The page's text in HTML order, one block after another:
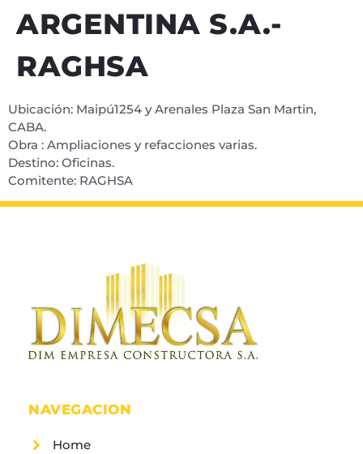
ARGENTINA S.A.-
RAGHSA
Ubicación: Maipú1254 y Arenales Plaza San Martin,
CABA.
Obra : Ampliaciones y refacciones varias.
Destino: Oficinas.
Comitente: RAGHSA
NAVEGACION
Home